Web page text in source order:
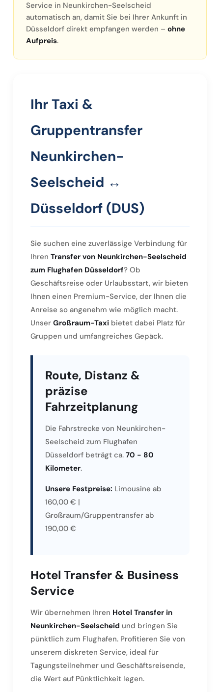
Service in Neunkirchen-Seelscheid
automatisch an, damit Sie bei Ihrer Ankunft in
Düsseldorf direkt empfangen werden – ohne
Aufpreis.
Ihr Taxi &
Gruppentransfer
Neunkirchen-
Seelscheid ↔
Düsseldorf (DUS)
Sie suchen eine zuverlässige Verbindung für
Ihren Transfer von Neunkirchen-Seelscheid
zum Flughafen Düsseldorf? Ob
Geschäftsreise oder Urlaubsstart, wir bieten
Ihnen einen Premium-Service, der Ihnen die
Anreise so angenehm wie möglich macht.
Unser Großraum-Taxi bietet dabei Platz für
Gruppen und umfangreiches Gepäck.
Route, Distanz &
präzise
Fahrzeitplanung
Die Fahrstrecke von Neunkirchen-
Seelscheid zum Flughafen
Düsseldorf beträgt ca. 70 - 80
Kilometer.
Unsere Festpreise: Limousine ab
160,00 € |
Großraum/Gruppentransfer ab
190,00 €
Hotel Transfer & Business
Service
Wir übernehmen Ihren Hotel Transfer in
Neunkirchen-Seelscheid und bringen Sie
pünktlich zum Flughafen. Profitieren Sie von
unserem diskreten Service, ideal für
Tagungsteilnehmer und Geschäftsreisende,
die Wert auf Pünktlichkeit legen.